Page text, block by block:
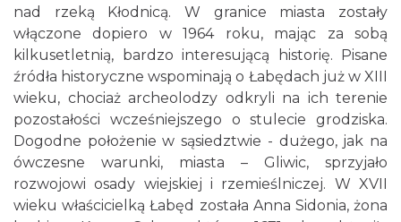
nad rzeką Kłodnicą. W granice miasta zostały
włączone dopiero w 1964 roku, mając za sobą
kilkusetletnią, bardzo interesującą historię. Pisane
źródła historyczne wspominają o Łabędach już w XIII
wieku, chociaż archeolodzy odkryli na ich terenie
pozostałości wcześniejszego o stulecie grodziska.
Dogodne położenie w sąsiedztwie - dużego, jak na
ówczesne warunki, miasta – Gliwic, sprzyjało
rozwojowi osady wiejskiej i rzemieślniczej. W XVII
wieku właścicielką Łabęd została Anna Sidonia, żona